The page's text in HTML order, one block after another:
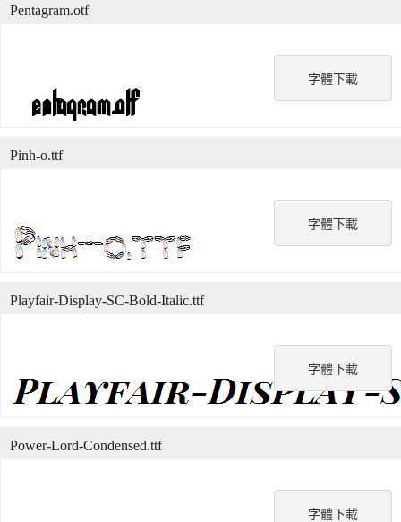
字體下載
Pentagram.otf
字體下載
Pinh-o.ttf
字體下載
Playfair-Display-SC-Bold-Italic.ttf
字體下載
Power-Lord-Condensed.ttf